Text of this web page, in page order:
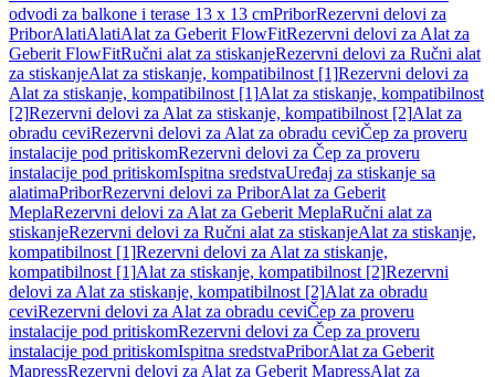
odvodi za balkone i terase 13 x 13 cmPriborRezervni delovi za
PriborAlatiAlatiAlat za Geberit FlowFitRezervni delovi za Alat za
Geberit FlowFitRučni alat za stiskanjeRezervni delovi za Ručni alat
za stiskanjeAlat za stiskanje, kompatibilnost [1]Rezervni delovi za
Alat za stiskanje, kompatibilnost [1]Alat za stiskanje, kompatibilnost
[2]Rezervni delovi za Alat za stiskanje, kompatibilnost [2]Alat za
obradu ceviRezervni delovi za Alat za obradu ceviČep za proveru
instalacije pod pritiskomRezervni delovi za Čep za proveru
instalacije pod pritiskomIspitna sredstvaUređaj za stiskanje sa
alatimaPriborRezervni delovi za PriborAlat za Geberit
MeplaRezervni delovi za Alat za Geberit MeplaRučni alat za
stiskanjeRezervni delovi za Ručni alat za stiskanjeAlat za stiskanje,
kompatibilnost [1]Rezervni delovi za Alat za stiskanje,
kompatibilnost [1]Alat za stiskanje, kompatibilnost [2]Rezervni
delovi za Alat za stiskanje, kompatibilnost [2]Alat za obradu
ceviRezervni delovi za Alat za obradu ceviČep za proveru
instalacije pod pritiskomRezervni delovi za Čep za proveru
instalacije pod pritiskomIspitna sredstvaPriborAlat za Geberit
MapressRezervni delovi za Alat za Geberit MapressAlat za